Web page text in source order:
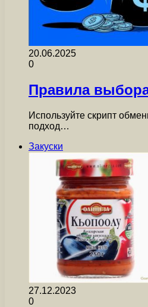
20.06.2025
0
Правила
Используйте скрипт
подход…
Закуски
27.12.2023
0